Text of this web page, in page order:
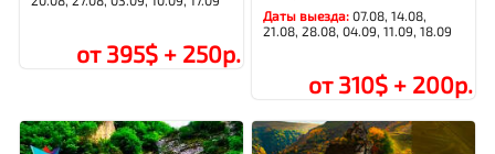
от 395$ + 250р.
Даты выезда:07.08, 14.08,
21.08, 28.08, 04.09, 11.09, 18.09
от 310$ + 200р.